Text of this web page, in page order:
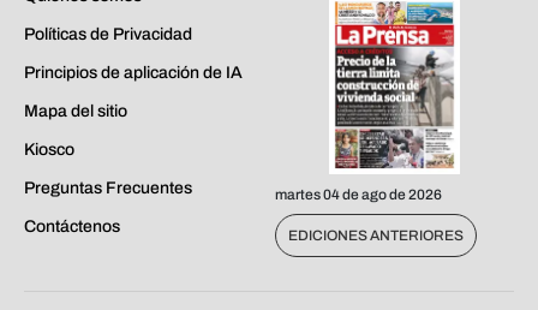
Políticas de Privacidad
Principios de aplicación de IA
Mapa del sitio
Kiosco
Preguntas Frecuentes
Contáctenos
martes 04 de ago de 2026
EDICIONES ANTERIORES